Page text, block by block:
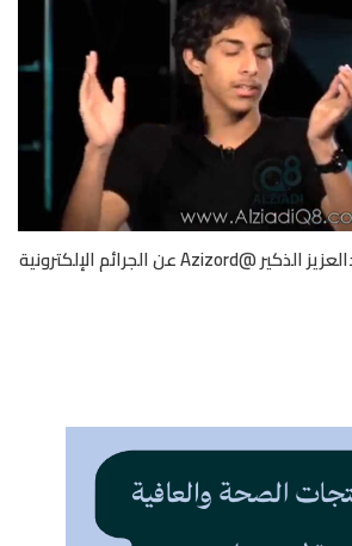
فيديو: لقاء التقني عبدالعزيز الذكير @Azizord عن الجرائم الإلكترونية